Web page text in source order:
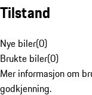
Tilstand
Nye biler(0)
Brukte biler(0)
Mer informasjon om
godkjenning.